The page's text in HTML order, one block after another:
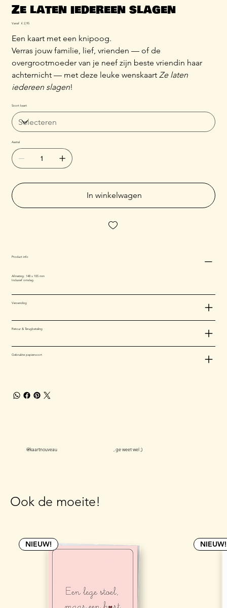
Ze laten iedereen slagen
Vanaf Prijs
€ 2,95
Een kaart met een knipoog.
Verras jouw familie, lief, vrienden — of de
overgrootmoeder van je neef zijn beste vriendin haar
achternicht — met deze leuke wenskaart Ze laten
iedereen slagen!
Soort kaart
Aantal
In winkelwagen
Product info
Afmeting: 148 x 105 mm
Inclusief omslag.
Verzending
Retour & Terugbetaling
Gebruikte papiersoort
Ook de moeite!
NIEUW! NIEUW!
@kaartnouveau , ge weet wel ;)